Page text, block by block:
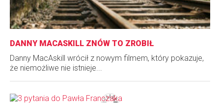
DANNY MACASKILL ZNÓW TO ZROBIŁ
Danny MacAskill wrócił z nowym filmem, który pokazuje,
że niemożliwe nie istnieje...